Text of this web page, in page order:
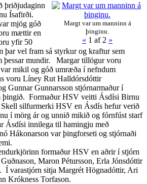
Margt var um manninn á
þinginu.
« 1 af 2 »
þriðjudaginn
Ísafirði.
mjög góð
mættir en
yfir 50
þar vel fram sá styrkur og kraftur sem
þessar mundir. Margar tillögur voru
mikil og góð umræða í nefndum
voru Líney Rut Halldórsdóttir
Gunnar Gunnarsson stjórnarmaður í
þingið. Formaður HSV veitti Ásdísi Birnu
silfurmerki HSV en Ásdís hefur verið
í mörg ár og unnið mikið og fórnfúst starf
Ásdísi innilega til hamingju með
Hákonarson var þingforseti og stjórnaði
formaður HSV en aðrir í stjórn
Maron Pétursson, Erla Jónsdóttir
Í varastjórn sitja Margrét Högnadóttir, Ari
Krókness Torfason.